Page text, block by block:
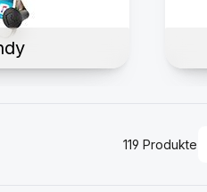
119 Produkte